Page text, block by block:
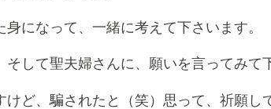
身になって、一緒に考えて下さいます。
そして聖夫婦さんに、願いを言ってみて
けど、騙されたと（笑）思って、祈願し